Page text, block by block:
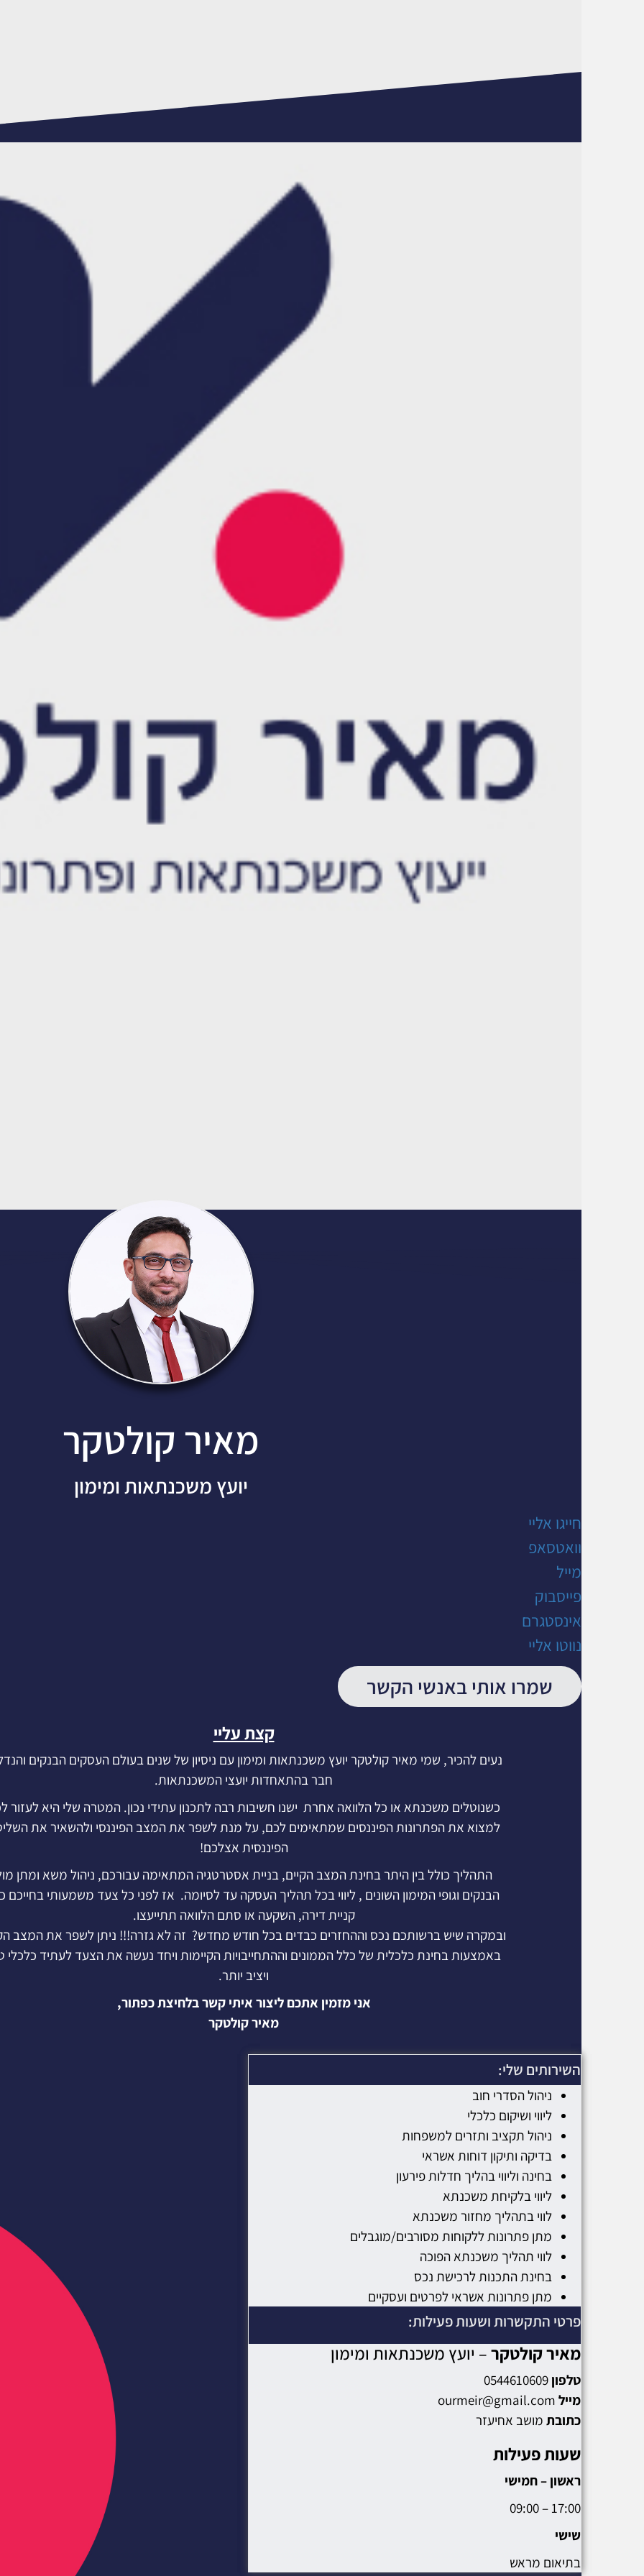
מאיר קולטקר
יועץ משכנתאות ומימון
חייגו אליי
וואטסאפ
מייל
פייסבוק
אינסטגרם
נווטו אליי
שמרו אותי באנשי הקשר
קצת עליי
נעים להכיר, שמי מאיר קולטקר יועץ משכנתאות ומימון עם ניסיון של שנים בעולם העסקים הבנקים
חבר בהתאחדות יועצי המשכנתאות.
כשנוטלים משכנתא או כל הלוואה אחרת ישנו חשיבות רבה לתכנון עתידי נכון. המטרה שלי היא לעזור
למצוא את הפתרונות הפיננסים שמתאימים לכם, על מנת לשפר את המצב הפיננסי ולהשאיר את
הפיננסית אצלכם!
התהליך כולל בין היתר בחינת המצב הקיים, בניית אסטרטגיה המתאימה עבורכם, ניהול משא ומתן
הבנקים וגופי המימון השונים , ליווי בכל תהליך העסקה עד לסיומה. אז לפני כל צעד משמעותי בחייכם
קניית דירה, השקעה או סתם הלוואה תתייעצו.
ובמקרה שיש ברשותכם נכס וההחזרים כבדים בכל חודש מחדש? זה לא גזרה!!! ניתן לשפר את המצב
באמצעות בחינת כלכלית של כלל הממונים וההתחייבויות הקיימות ויחד נעשה את הצעד לעתיד כלכלי
ויציב יותר.
אני מזמין אתכם ליצור איתי קשר בלחיצת כפתור,
מאיר קולטקר
השירותים שלי:
ניהול הסדרי חוב
ליווי ושיקום כלכלי
ניהול תקציב ותזרים למשפחות
בדיקה ותיקון דוחות אשראי
בחינה וליווי בהליך חדלות פירעון
ליווי בלקיחת משכנתא
לווי בתהליך מחזור משכנתא
מתן פתרונות ללקוחות מסורבים/מוגבלים
לווי תהליך משכנתא הפוכה
בחינת התכנות לרכישת נכס
מתן פתרונות אשראי לפרטים ועסקיים
פרטי התקשרות ושעות פעילות:
מאיר קולטקר– יועץ משכנתאות ומימון
טלפון 0544610609
מייל ourmeir@gmail.com
כתובת מושב אחיעזר
שעות פעילות
ראשון – חמישי
17:00 – 09:00
שישי
בתיאום מראש